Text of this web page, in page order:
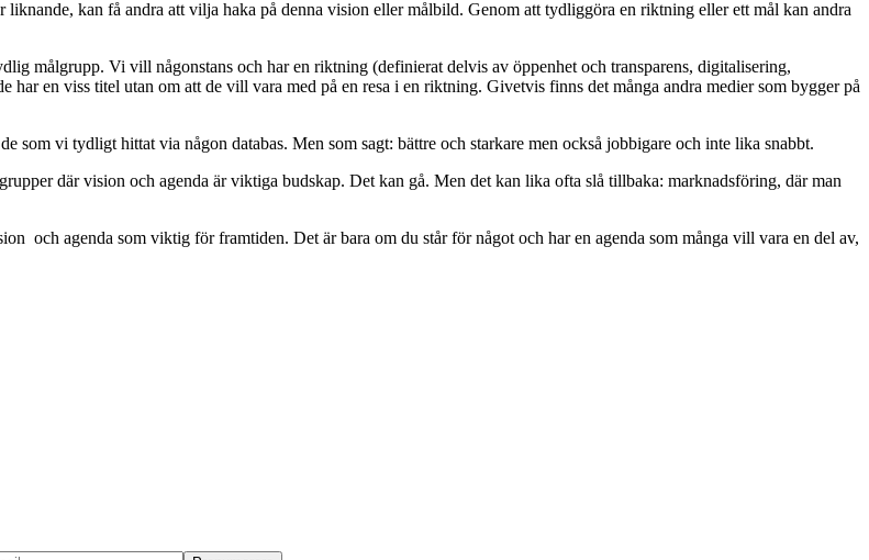
kan få andra att vilja haka på denna vision eller målbild. Genom att tydliggöra en riktning eller ett mål kan andra
målgrupp. Vi vill någonstans och har en riktning (definierat delvis av öppenhet och transparens, digitalisering,
en viss titel utan om att de vill vara med på en resa i en riktning. Givetvis finns det många andra medier som bygger på
vi tydligt hittat via någon databas. Men som sagt: bättre och starkare men också jobbigare och inte lika snabbt.
där vision och agenda är viktiga budskap. Det kan gå. Men det kan lika ofta slå tillbaka: marknadsföring, där man
och agenda som viktig för framtiden. Det är bara om du står för något och har en agenda som många vill vara en del av,